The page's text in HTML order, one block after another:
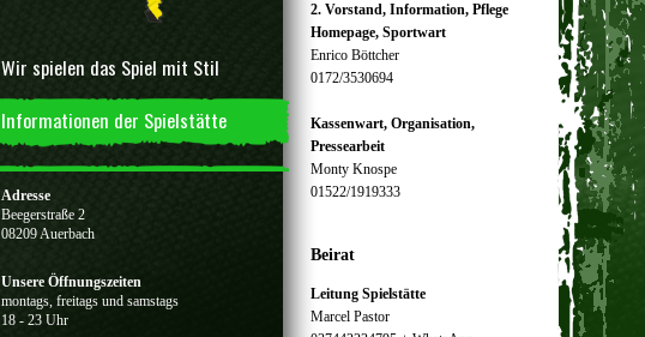
Wir spielen das Spiel mit Stil
Informationen der Spielstätte
Adresse
Beegerstraße 2
08209 Auerbach
Unsere Öffnungszeiten
montags, freitags und samstags
18 - 23 Uhr
2. Vorstand, Information, Pflege
Homepage, Sportwart
Enrico Böttcher
0172/3530694
Kassenwart, Organisation,
Pressearbeit
Monty Knospe
01522/1919333
Beirat
Leitung Spielstätte
Marcel Pastor